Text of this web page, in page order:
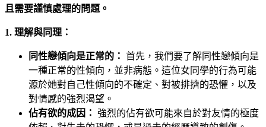
且需要謹慎處理的問題。
1. 理解與同理：
同性戀傾向是正常的： 首先，我們要了解同性戀傾向是
一種正常的性傾向，並非病態。這位女同學的行為可能
源於她對自己性傾向的不確定、對被排擠的恐懼，以及
對情感的強烈渴望。
佔有欲的成因： 強烈的佔有欲可能來自於對友情的極度